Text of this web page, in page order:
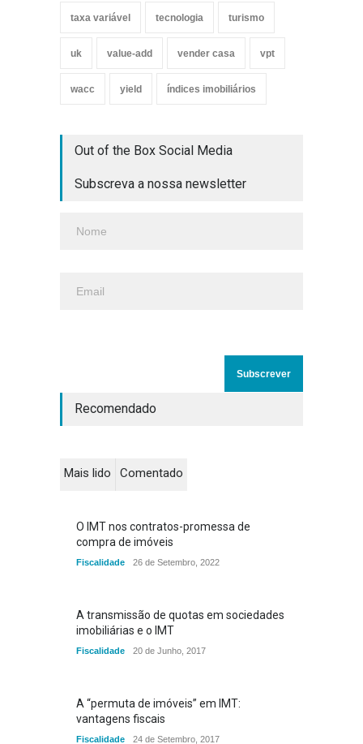
taxa variável tecnologia turismo
uk value-add vender casa vpt
wacc yield índices imobiliários
Out of the Box Social Media
Subscreva a nossa newsletter
Recomendado
Mais lido Comentado
O IMT nos contratos-promessa de
compra de imóveis
Fiscalidade 26 de Setembro, 2022
A transmissão de quotas em sociedades
imobiliárias e o IMT
Fiscalidade 20 de Junho, 2017
A “permuta de imóveis” em IMT:
vantagens fiscais
Fiscalidade 24 de Setembro, 2017